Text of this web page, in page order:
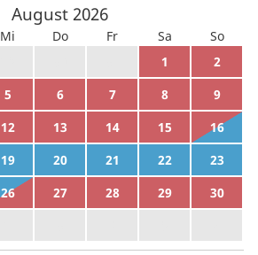
August 2026
Mi Do Fr Sa
So
1
2
5 6 7 8
9
12 13 14 15
16
19 20 21 22
23
26 27 28 29
30